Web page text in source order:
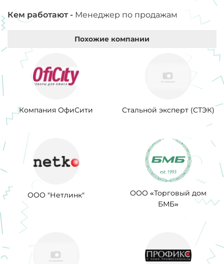
Кем работают - Менеджер по продажам
Похожие компании
Компания ОфиСити Стальной эксперт (СТЭК)
ООО "Нетлинк"
ООО «Торговый дом
БМБ»